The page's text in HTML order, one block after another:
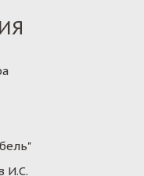
И.С.